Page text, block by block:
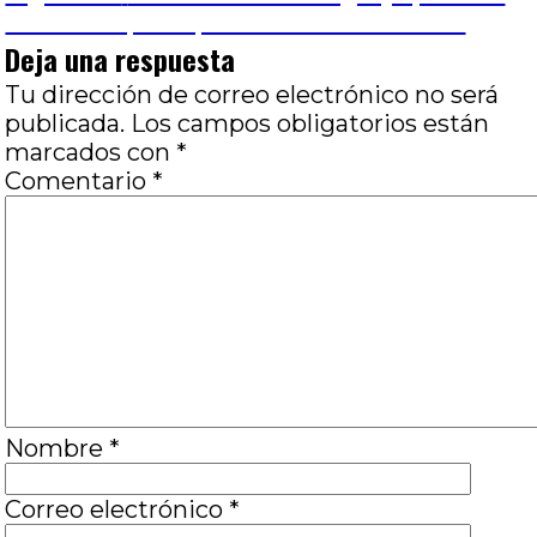
Deja una respuesta
Tu dirección de correo electrónico no será
publicada. Los campos obligatorios están
marcados con *
Comentario *
Nombre *
Correo electrónico *